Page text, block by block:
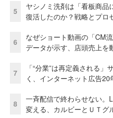
5
ヤシノミ洗剤は「看板商品
復活したのか？戦略とプロ
6
なぜショート動画の「CM
データが示す、店頭売上を
7
「“分業”は再定義される
く、インターネット広告20
8
一斉配信で終わらせない。
変える、カルビーとＵＴグ